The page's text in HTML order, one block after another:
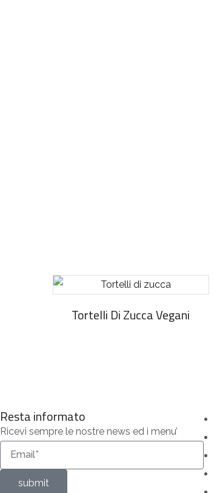
Tortelli Di Zucca Vegani
Resta informato
Ricevi sempre le nostre news ed i menu’
submit